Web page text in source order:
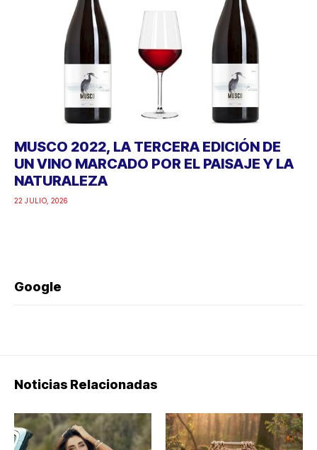
MUSCO 2022, LA TERCERA EDICIÓN DE
UN VINO MARCADO POR EL PAISAJE Y LA
NATURALEZA
22 JULIO, 2026
Google
Noticias Relacionadas